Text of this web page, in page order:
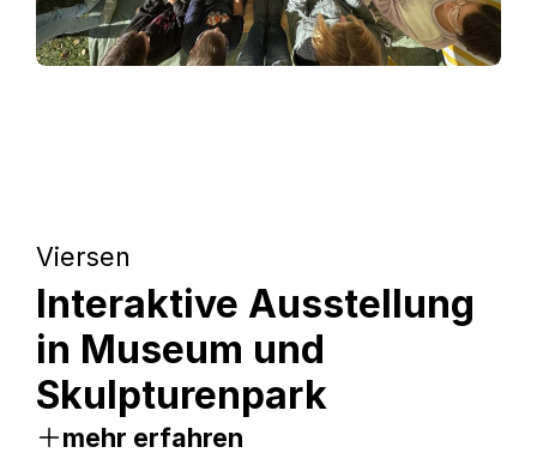
Viersen
Interaktive Ausstellung
in Museum und
Skulpturenpark
mehr erfahren